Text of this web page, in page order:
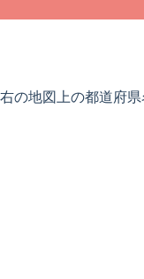
の地図上の都道府